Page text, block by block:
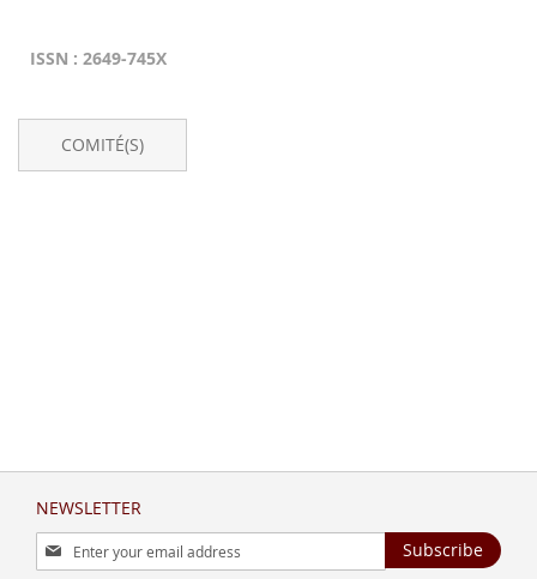
ISSN : 2649-745X
COMITÉ(S)
NEWSLETTER
Sign
Up
Subscribe